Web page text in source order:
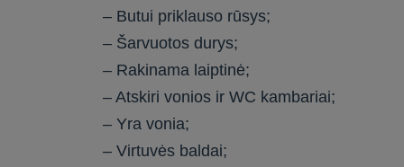
– Butui priklauso rūsys;
– Šarvuotos durys;
– Rakinama laiptinė;
– Atskiri vonios ir WC kambariai;
– Yra vonia;
– Virtuvės baldai;